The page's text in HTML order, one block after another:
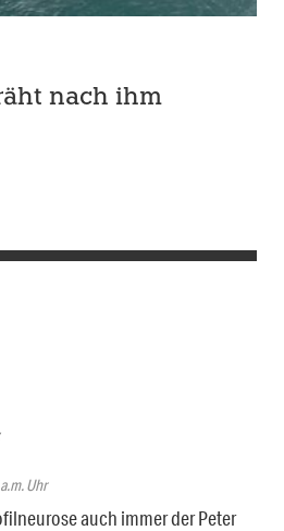
nach ihm
Uhr
auch immer der Peter